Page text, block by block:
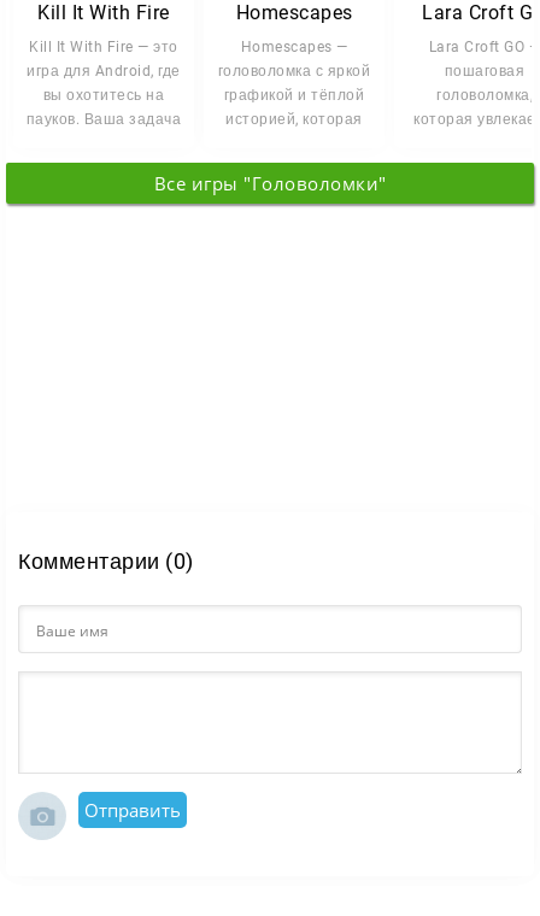
Kill It With Fire
Kill It With Fire — это
игра для Android, где
вы охотитесь на
пауков. Ваша задача
Homescapes
Homescapes —
головоломка с яркой
графикой и тёплой
историей, которая
и детей.
Lara Croft
Lara Croft GO —
пошаговая
головоломка,
которая
спускается в
Все игры "Головоломки"
Комментарии (0)
Отправить